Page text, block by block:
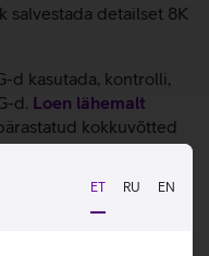
ET RU EN
salvestada detailset 8K
d kasutada, kontrolli,
d. Loen lähemalt
kokkuvõtted
lukustuskuval.
otsi, leia.
hääkõnesid